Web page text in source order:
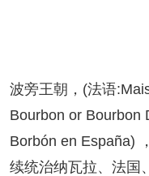
波旁王朝，(法语
Bourbon or Bourbon
Borbón en España)
续统治纳瓦拉、法国